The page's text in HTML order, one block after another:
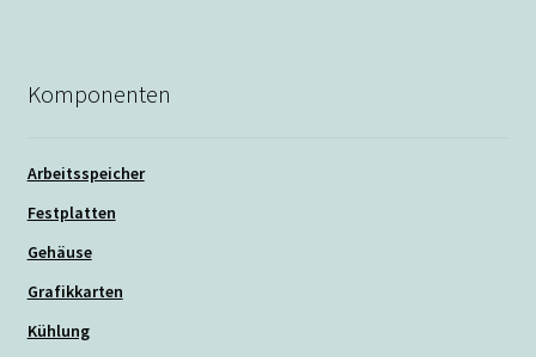
Komponenten
Arbeitsspeicher
Festplatten
Gehäuse
Grafikkarten
Kühlung